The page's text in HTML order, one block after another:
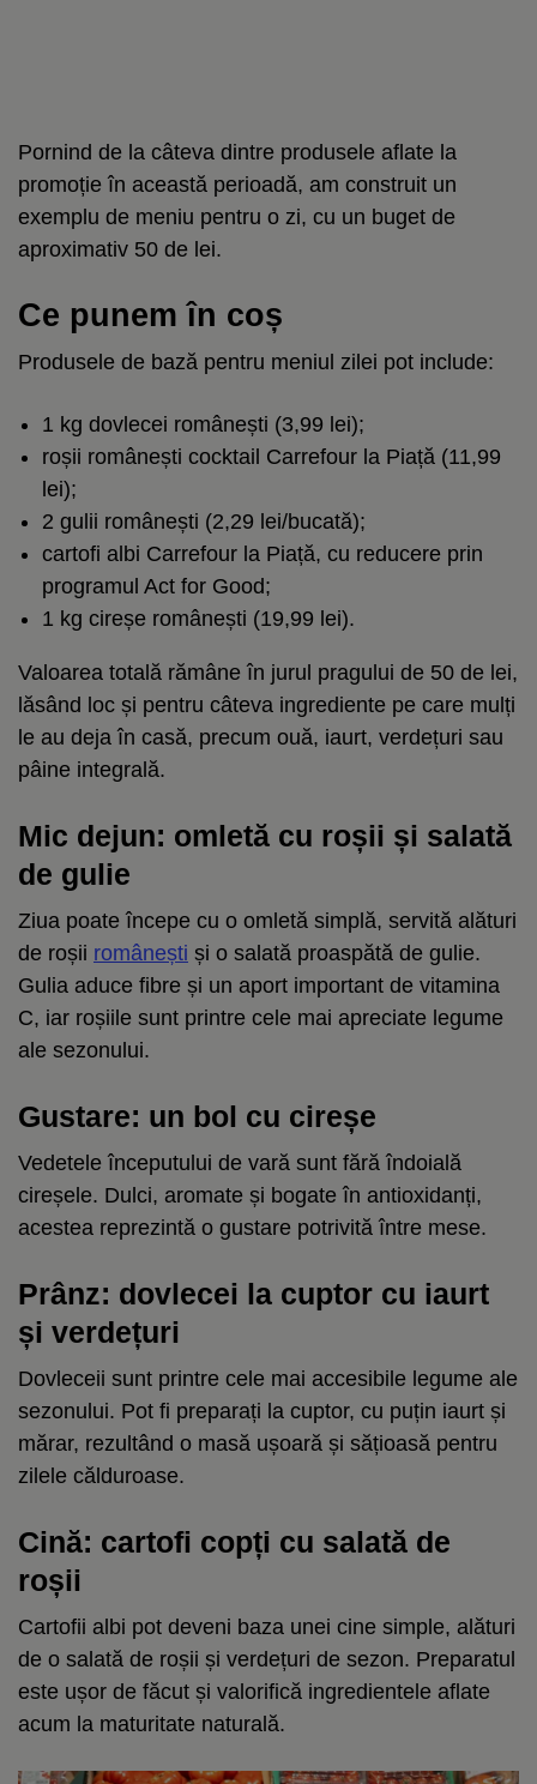
Pornind de la câteva dintre produsele aflate la
promoție în această perioadă, am construit un
exemplu de meniu pentru o zi, cu un buget de
aproximativ 50 de lei.
Ce punem în coș
Produsele de bază pentru meniul zilei pot include:
1 kg dovlecei românești (3,99 lei);
roșii românești cocktail Carrefour la Piață (11,99
lei);
2 gulii românești (2,29 lei/bucată);
cartofi albi Carrefour la Piață, cu reducere prin
programul Act for Good;
1 kg cireșe românești (19,99 lei).
Valoarea totală rămâne în jurul pragului de 50 de lei,
lăsând loc și pentru câteva ingrediente pe care mulți
le au deja în casă, precum ouă, iaurt, verdețuri sau
pâine integrală.
Mic dejun: omletă cu roșii și salată
de gulie
Ziua poate începe cu o omletă simplă, servită alături
de roșii românești și o salată proaspătă de gulie.
Gulia aduce fibre și un aport important de vitamina
C, iar roșiile sunt printre cele mai apreciate legume
ale sezonului.
Gustare: un bol cu cireșe
Vedetele începutului de vară sunt fără îndoială
cireșele. Dulci, aromate și bogate în antioxidanți,
acestea reprezintă o gustare potrivită între mese.
Prânz: dovlecei la cuptor cu iaurt
și verdețuri
Dovleceii sunt printre cele mai accesibile legume ale
sezonului. Pot fi preparați la cuptor, cu puțin iaurt și
mărar, rezultând o masă ușoară și sățioasă pentru
zilele călduroase.
Cină: cartofi copți cu salată de
roșii
Cartofii albi pot deveni baza unei cine simple, alături
de o salată de roșii și verdețuri de sezon. Preparatul
este ușor de făcut și valorifică ingredientele aflate
acum la maturitate naturală.